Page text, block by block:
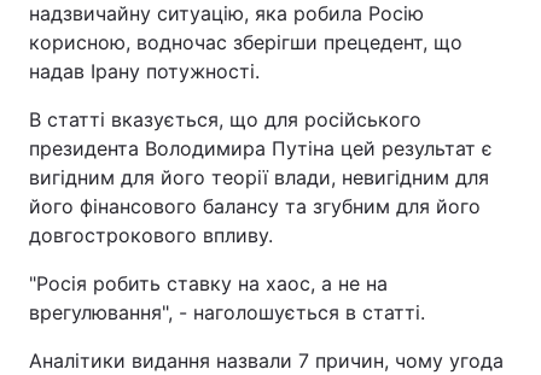
надзвичайну ситуацію, яка робила Росію
корисною, водночас зберігши прецедент, що
надав Ірану потужності.
В статті вказується, що для російського
президента Володимира Путіна цей результат є
вигідним для його теорії влади, невигідним для
його фінансового балансу та згубним для його
довгострокового впливу.
"Росія робить ставку на хаос, а не на
врегулювання", - наголошується в статті.
Аналітики видання назвали 7 причин, чому угода